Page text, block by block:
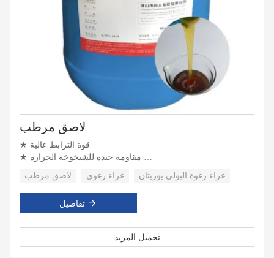
لاصق مرطب
لاصق مرطب غراء رغوي غراء رغوة البولي يوريثان
تفاصيل
تحميل المزيد